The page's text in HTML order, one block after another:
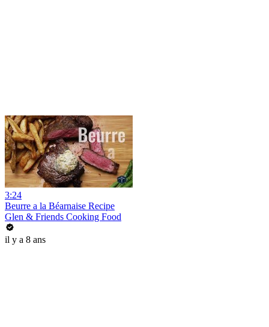
3:24
Beurre a la Béarnaise Recipe
Glen & Friends Cooking Food
il y a 8 ans